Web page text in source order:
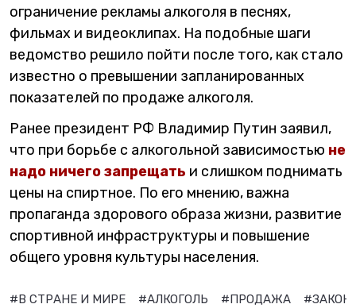
ограничение рекламы алкоголя в песнях,
фильмах и видеоклипах. На подобные шаги
ведомство решило пойти после того, как стало
известно о превышении запланированных
показателей по продаже алкоголя.
Ранее президент РФ Владимир Путин заявил,
что при борьбе с алкогольной зависимостью не
надо ничего запрещать и слишком поднимать
цены на спиртное. По его мнению, важна
пропаганда здорового образа жизни, развитие
спортивной инфраструктуры и повышение
общего уровня культуры населения.
#В СТРАНЕ И МИРЕ #АЛКОГОЛЬ #ПРОДАЖА